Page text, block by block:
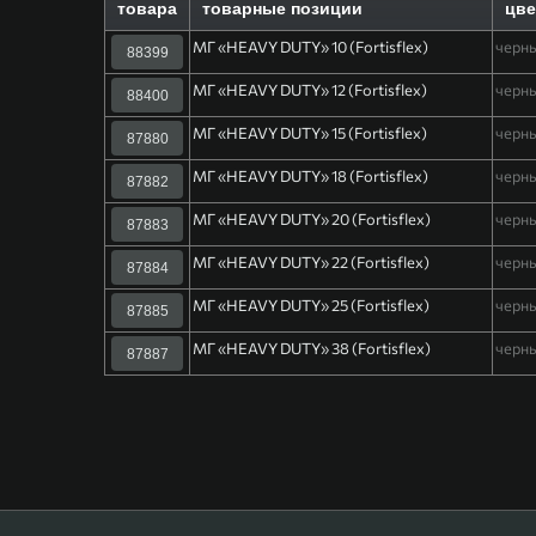
товара
товарные позиции
88399 МГ «HEAVY DUTY» 10 (Fortisflex)
88400 МГ «HEAVY DUTY» 12 (Fortisflex)
87880 МГ «HEAVY DUTY» 15 (Fortisflex)
87882 МГ «HEAVY DUTY» 18 (Fortisflex)
87883 МГ «HEAVY DUTY» 20 (Fortisflex)
87884 МГ «HEAVY DUTY» 22 (Fortisflex)
87885 МГ «HEAVY DUTY» 25 (Fortisflex)
87887 МГ «HEAVY DUTY» 38 (Fortisflex)